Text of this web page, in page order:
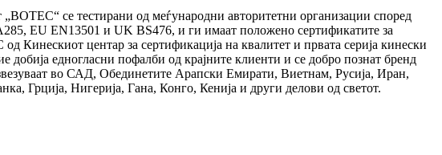
се тестирани од меѓународни авторитетни организации според
EU EN13501 и UK BS476, и ги имаат положено сертификатите за
Кинескиот центар за сертификација на квалитет и првата серија кинески
добија едногласни пофалби од крајните клиенти и се добро познат бренд
во САД, Обединетите Арапски Емирати, Виетнам, Русија, Иран,
Грција, Нигерија, Гана, Конго, Кенија и други делови од светот.